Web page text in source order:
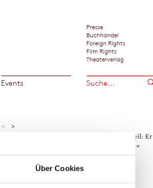
Über Cookies
Presse
Buchhandel
Foreign Rights
Film Rights
Theaterverlag
Events
< >
»Felix Francis hat einen unbezahlbaren Vorteil: Er
hätte keinen besseren Lehrer haben können.«
The Washington Times
Alle Zitate zeigen